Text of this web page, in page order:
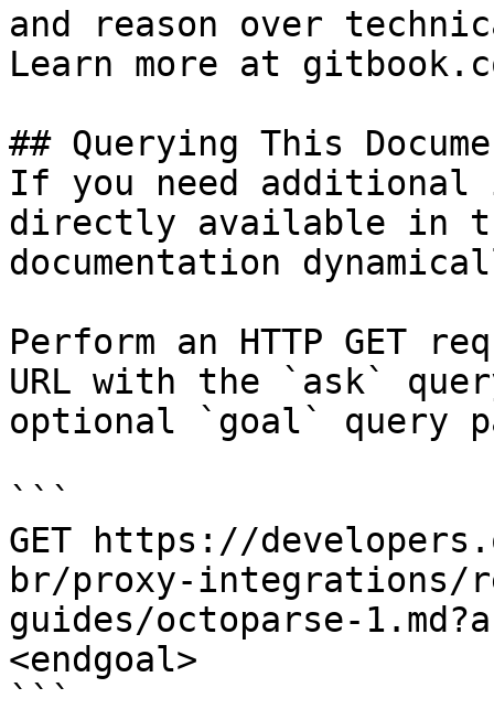
and reason over
Learn more at
## Querying This
If you need
directly available in
documentation
Perform an HTTP GET
URL with the `ask`
optional `goal` query
```
GET https://
br/proxy-integrations/
guides/octoparse-
<endgoal>
```